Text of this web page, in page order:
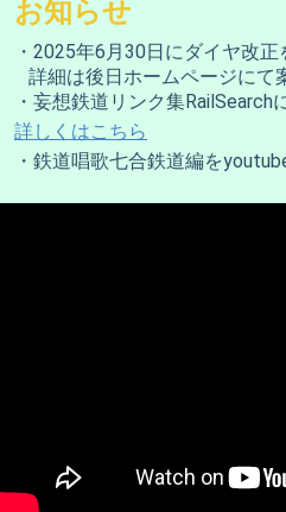
お知らせ
・2025年6月30日にダイヤ改正
詳細は後日ホームページにて
・妄想鉄道リンク集RailSearch
詳しくはこちら
・鉄道唱歌七合鉄道編を